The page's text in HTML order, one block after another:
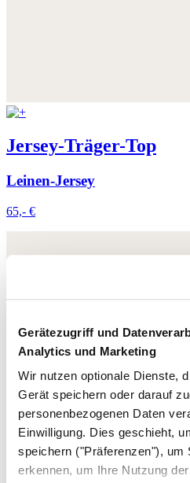
Gerätezugriff und
Analytics und Marketing
Wir nutzen optionale Dienste,
Gerät speichern oder darauf
personenbezogenen Daten
Einwilligung. Dies geschieht,
speichern ("Präferenzen"), um
erkennen, um Ihre Nutzung
Jersey-Träger-Top
Leinen-Jersey
65,- €